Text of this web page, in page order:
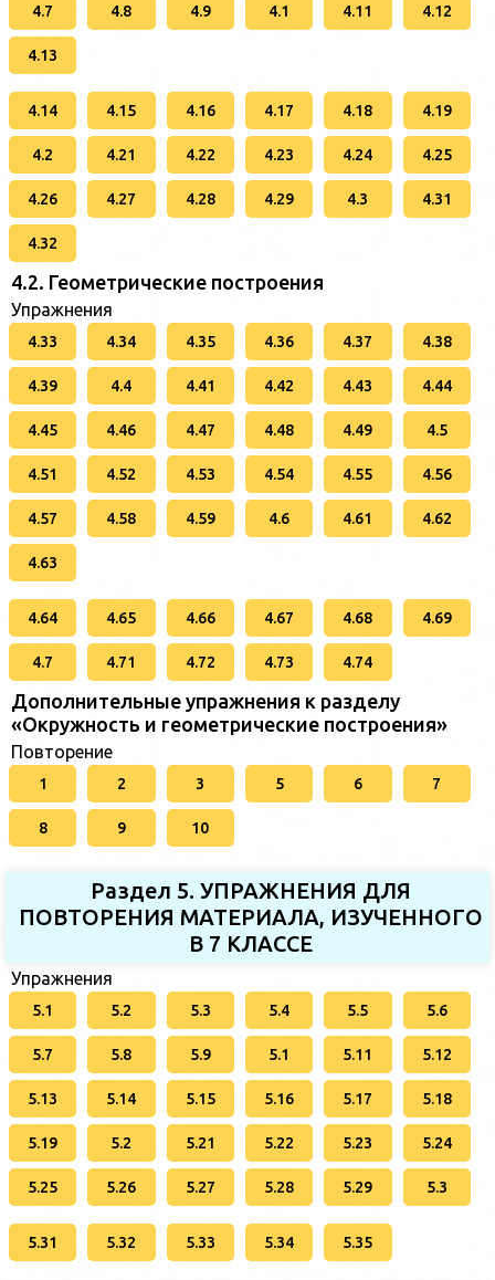
4.7 4.8 4.9 4.1 4.11 4.12
4.13
4.14 4.15 4.16 4.17 4.18 4.19
4.2 4.21 4.22 4.23 4.24 4.25
4.26 4.27 4.28 4.29 4.3 4.31
4.32
4.2. Геометрические построения
Упражнения
4.33 4.34 4.35 4.36 4.37 4.38
4.39 4.4 4.41 4.42 4.43 4.44
4.45 4.46 4.47 4.48 4.49 4.5
4.51 4.52 4.53 4.54 4.55 4.56
4.57 4.58 4.59 4.6 4.61 4.62
4.63
4.64 4.65 4.66 4.67 4.68 4.69
4.7 4.71 4.72 4.73 4.74
Дополнительные упражнения к разделу
«Окружность и геометрические построения»
Повторение
1 2 3 5 6 7
8 9 10
Раздел 5. УПРАЖНЕНИЯ ДЛЯ
ПОВТОРЕНИЯ МАТЕРИАЛА, ИЗУЧЕННОГО
В 7 КЛАССЕ
Упражнения
5.1 5.2 5.3 5.4 5.5 5.6
5.7 5.8 5.9 5.1 5.11 5.12
5.13 5.14 5.15 5.16 5.17 5.18
5.19 5.2 5.21 5.22 5.23 5.24
5.25 5.26 5.27 5.28 5.29 5.3
5.31 5.32 5.33 5.34 5.35